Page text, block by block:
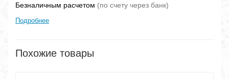
Безналичным расчетом (по счету через банк)
Подробнее
Похожие товары